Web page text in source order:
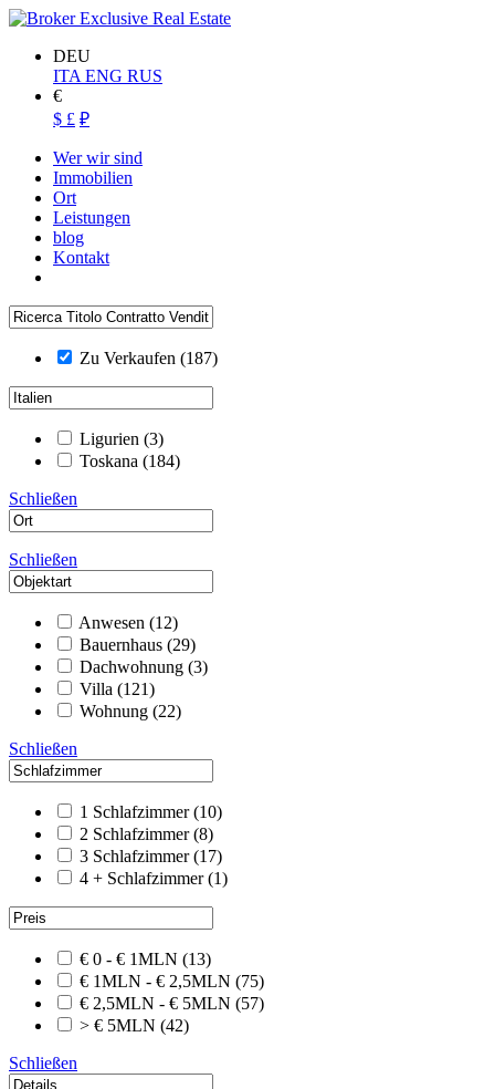
DEU
ITA ENG RUS
€
$ £ ₽
Wer wir sind
Immobilien
Ort
Leistungen
blog
Kontakt
Zu Verkaufen (187)
Ligurien (3)
Toskana (184)
Schließen
Schließen
Anwesen (12)
Bauernhaus (29)
Dachwohnung (3)
Villa (121)
Wohnung (22)
Schließen
1 Schlafzimmer (10)
2 Schlafzimmer (8)
3 Schlafzimmer (17)
4 + Schlafzimmer (1)
€ 0 - € 1MLN (13)
€ 1MLN - € 2,5MLN (75)
€ 2,5MLN - € 5MLN (57)
> € 5MLN (42)
Schließen